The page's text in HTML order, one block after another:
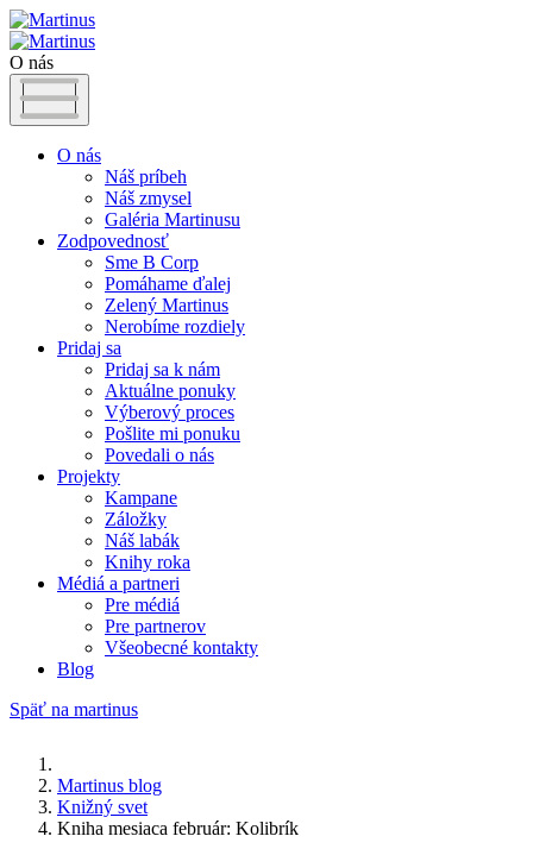
O nás
O nás
Náš príbeh
Náš zmysel
Galéria Martinusu
Zodpovednosť
Sme B Corp
Pomáhame ďalej
Zelený Martinus
Nerobíme rozdiely
Pridaj sa
Pridaj sa k nám
Aktuálne ponuky
Výberový proces
Pošlite mi ponuku
Povedali o nás
Projekty
Kampane
Záložky
Náš labák
Knihy roka
Médiá a partneri
Pre médiá
Pre partnerov
Všeobecné kontakty
Blog
Späť na martinus
Martinus blog
Knižný svet
Kniha mesiaca február: Kolibrík